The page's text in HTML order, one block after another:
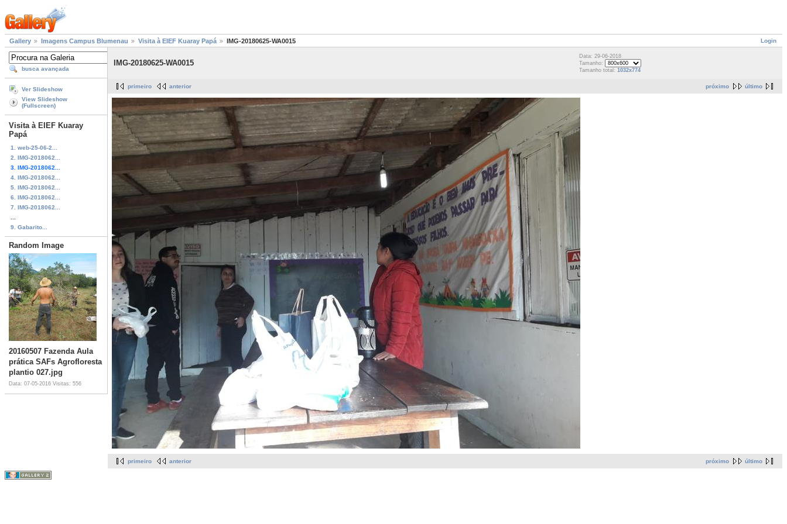
Login
Gallery Imagens Campus Blumenau Visita à EIEF Kuaray Papá IMG-20180625-WA0015
busca avançada
Ver Slideshow
View Slideshow
(Fullscreen)
Visita à EIEF Kuaray
Papá
1. web-25-06-2...
2. IMG-2018062...
3. IMG-2018062...
4. IMG-2018062...
5. IMG-2018062...
6. IMG-2018062...
7. IMG-2018062...
9. Gabarito...
Random Image
20160507 Fazenda Aula
prática SAFs Agrofloresta
plantio 027.jpg
Data: 07-05-2016 Visitas: 556
IMG-20180625-WA0015
Data: 29-06-2018
Tamanho:
Tamanho total: 1032x774
próximo último
primeiro anterior
próximo último
primeiro anterior